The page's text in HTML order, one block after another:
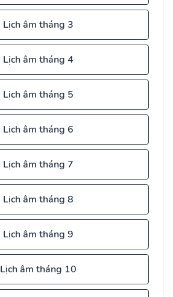
Lịch âm tháng 3
Lịch âm tháng 4
Lịch âm tháng 5
Lịch âm tháng 6
Lịch âm tháng 7
Lịch âm tháng 8
Lịch âm tháng 9
Lịch âm tháng 10